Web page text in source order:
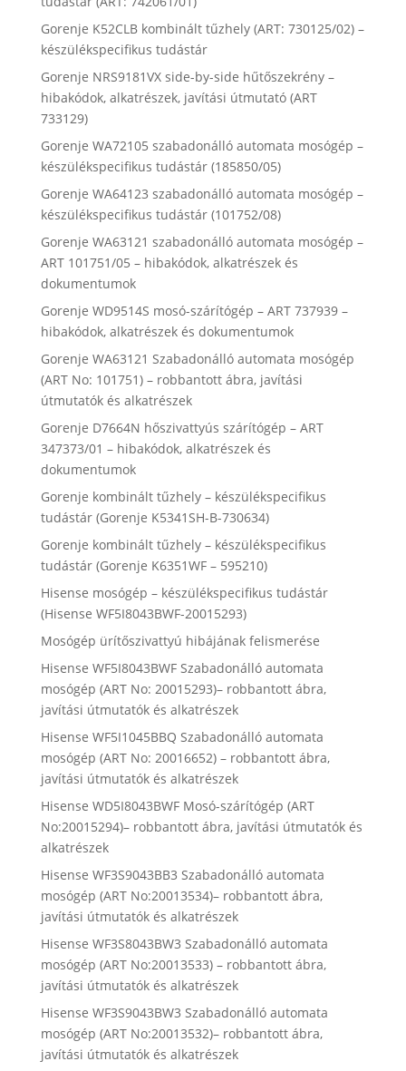
Gorenje K52CLB kombinált tűzhely (ART: 730125/02) –
készülékspecifikus tudástár
Gorenje NRS9181VX side-by-side hűtőszekrény –
hibakódok, alkatrészek, javítási útmutató (ART
733129)
Gorenje WA72105 szabadonálló automata mosógép –
készülékspecifikus tudástár (185850/05)
Gorenje WA64123 szabadonálló automata mosógép –
készülékspecifikus tudástár (101752/08)
Gorenje WA63121 szabadonálló automata mosógép –
ART 101751/05 – hibakódok, alkatrészek és
dokumentumok
Gorenje WD9514S mosó-szárítógép – ART 737939 –
hibakódok, alkatrészek és dokumentumok
Gorenje WA63121 Szabadonálló automata mosógép
(ART No: 101751) – robbantott ábra, javítási
útmutatók és alkatrészek
Gorenje D7664N hőszivattyús szárítógép – ART
347373/01 – hibakódok, alkatrészek és
dokumentumok
Gorenje kombinált tűzhely – készülékspecifikus
tudástár (Gorenje K5341SH-B-730634)
Gorenje kombinált tűzhely – készülékspecifikus
tudástár (Gorenje K6351WF – 595210)
Hisense mosógép – készülékspecifikus tudástár
(Hisense WF5I8043BWF-20015293)
Mosógép ürítőszivattyú hibájának felismerése
Hisense WF5I8043BWF Szabadonálló automata
mosógép (ART No: 20015293)– robbantott ábra,
javítási útmutatók és alkatrészek
Hisense WF5I1045BBQ Szabadonálló automata
mosógép (ART No: 20016652) – robbantott ábra,
javítási útmutatók és alkatrészek
Hisense WD5I8043BWF Mosó-szárítógép (ART
No:20015294)– robbantott ábra, javítási útmutatók és
alkatrészek
Hisense WF3S9043BB3 Szabadonálló automata
mosógép (ART No:20013534)– robbantott ábra,
javítási útmutatók és alkatrészek
Hisense WF3S8043BW3 Szabadonálló automata
mosógép (ART No:20013533) – robbantott ábra,
javítási útmutatók és alkatrészek
Hisense WF3S9043BW3 Szabadonálló automata
mosógép (ART No:20013532)– robbantott ábra,
javítási útmutatók és alkatrészek